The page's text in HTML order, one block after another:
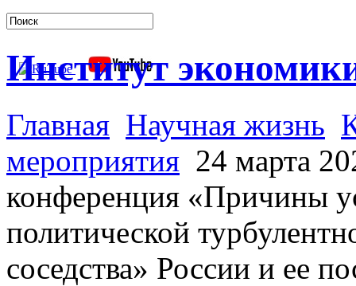
Институт
Главная Научная жизнь
мероприятия 24 марта
конференция «Причины
политической
соседства» России и ее